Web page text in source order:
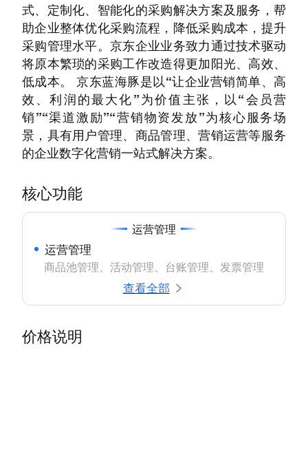
式、定制化、智能化的采购解决方案及服务，帮
助企业整体优化采购流程，降低采购成本，提升
采购管理水平。京东企业业务致力通过技术驱动
将原本繁琐的采购工作改造得更加阳光、高效、
低成本。 京东蓝海豚是以“让企业营销简单、高
效、利润的最大化”为价值主张，以“会员营
销”“渠道激励”“营销物资发放”为核心服务场
景，具有用户管理、商品管理、营销运营等服务
的企业数字化营销一站式解决方案。
核心功能
运营管理
运营管理
商品池管理、活动管理、台账管理、发票管理
查看全部
价格说明